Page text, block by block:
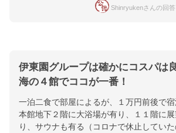
Shinryukenさんの回
伊東園グループは確かにコスパは
海の４館でココが一番！
一泊二食で部屋によるが、１万円前後で
本館地下２階に大浴場が有り、１１階に
り、サウナも有る（コロナで休止してい